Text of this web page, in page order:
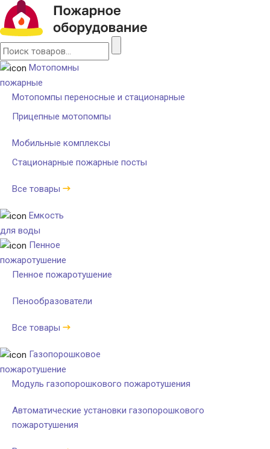
Мотопомны
пожарные
Мотопомпы переносные и стационарные
Прицепные мотопомпы
Мобильные комплексы
Стационарные пожарные посты
Все товары
Емкость
для воды
Пенное
пожаротушение
Пенное пожаротушение
Пенообразователи
Все товары
Газопорошковое
пожаротушение
Модуль газопорошкового пожаротушения
Автоматические установки газопорошкового
пожаротушения